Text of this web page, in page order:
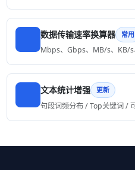
数据传输速率换算器 常用
Mbps、Gbps、MB/s、KB/
文本统计增强 更新
句段词频分布 / Top关键词 /